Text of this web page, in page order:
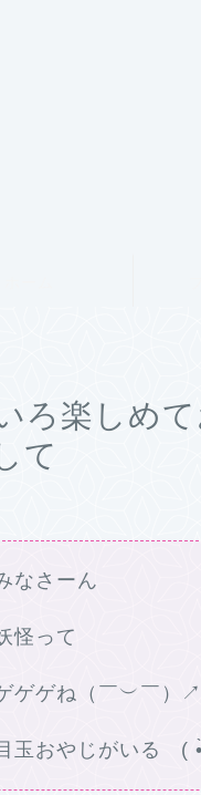
ろ楽しめ
て
なさーん
怪って
ゲゲね（￣︶￣
玉おやじがいる (